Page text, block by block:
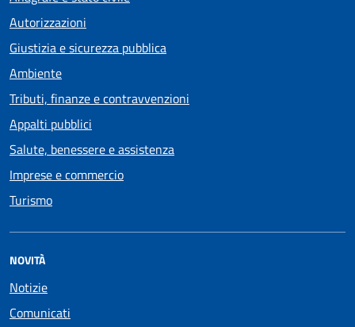
Autorizzazioni
Giustizia e sicurezza pubblica
Ambiente
Tributi, finanze e contravvenzioni
Appalti pubblici
Salute, benessere e assistenza
Imprese e commercio
Turismo
NOVITÀ
Notizie
Comunicati